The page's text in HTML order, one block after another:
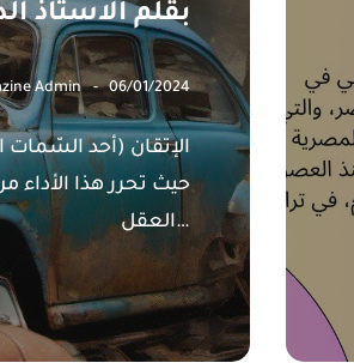
بقلم الاستاذ
Admin 06/01/2024
الإتقان (أحد السّمات
حيث تحرر هذا الأداء
العقل…